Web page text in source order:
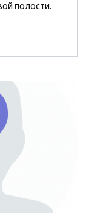
полости.